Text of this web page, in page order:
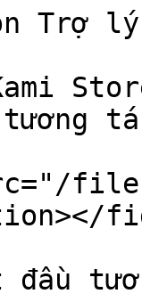
Trợ
files/
đầu